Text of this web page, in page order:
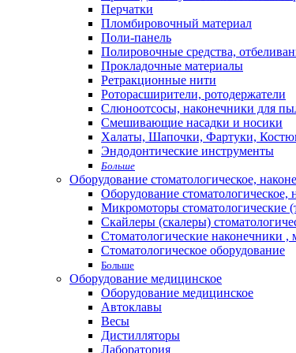
Перчатки
Пломбировочный материал
Поли-панель
Полировочные средства,
Прокладочные материалы
Ретракционные нити
Роторасширители, ротодержатели
Слюноотсосы, наконечники для
Смешивающие насадки и носики
Халаты, Шапочки, Фартуки,
Эндодонтические инструменты
Больше
Оборудование стоматологическое,
Оборудование
Микромоторы стоматологические
Скайлеры (скалеры)
Стоматологические наконечники ,
Стоматологическое оборудование
Больше
Оборудование медицинское
Оборудование медицинское
Автоклавы
Весы
Дистилляторы
Лаборатория